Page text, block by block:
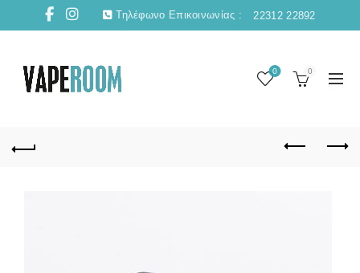
Τηλέφωνο Επικοινωνίας : 22312 22892
0 0